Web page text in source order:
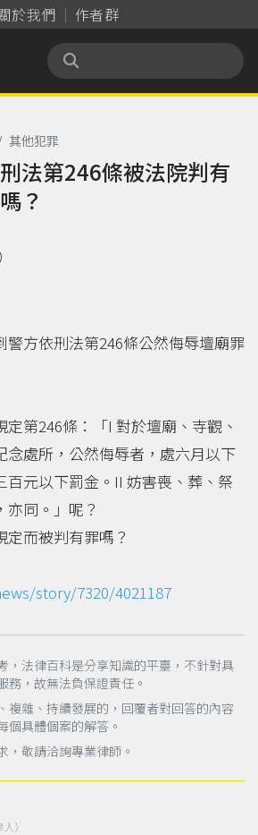
於我們 作者群
其他犯罪
法第246條被法院判有
？
警方依刑法第246條公然侮辱壇廟罪
第246條：「I 對於壇廟、寺觀、
念處所，公然侮辱者，處六月以下
百元以下罰金。II 妨害喪、葬、祭
同。」呢？
而被判有罪嗎？
story/7320/4021187
，法律百科是分享知識的平臺，不針對具
務，故無法負保證責任。
複雜、持續發展的，回覆者對回答的內容
個具體個案的解答。
，敬請洽詢專業律師。
）